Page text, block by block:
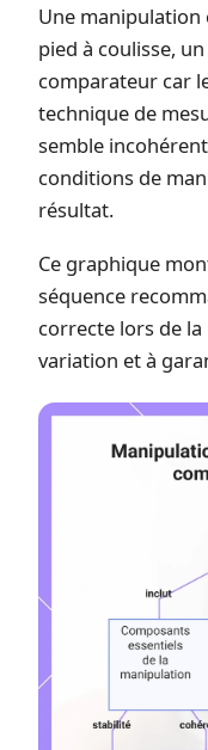
Une
pied à coulisse,
comparateur car
technique de
semble
conditions de
résultat.
Ce graphique
séquence
correcte lors de
variation et à